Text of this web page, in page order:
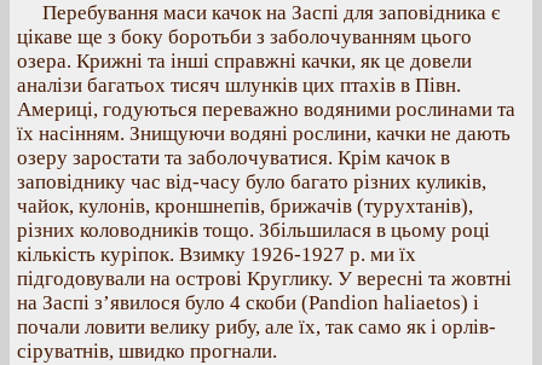
Перебування маси качок на Заспі для заповідника є
цікаве ще з боку боротьби з заболочуванням цього
озера. Крижні та інші справжні качки, як це довели
аналізи багатьох тисяч шлунків цих птахів в Півн.
Америці, годуються переважно водяними рослинами та
їх насінням. Знищуючи водяні рослини, качки не дають
озеру заростати та заболочуватися. Крім качок в
заповіднику час від‐часу було багато різних куликів,
чайок, кулонів, кроншнепів, брижачів (турухтанів),
різних коловодників тощо. Збільшилася в цьому році
кількість куріпок. Взимку 1926‐1927 р. ми їх
підгодовували на острові Круглику. У вересні та жовтні
на Заспі з’явилося було 4 скоби (Pandіоn haliaetos) і
почали ловити велику рибу, але їх, так само як і орлів‐
сіруватнів, швидко прогнали.